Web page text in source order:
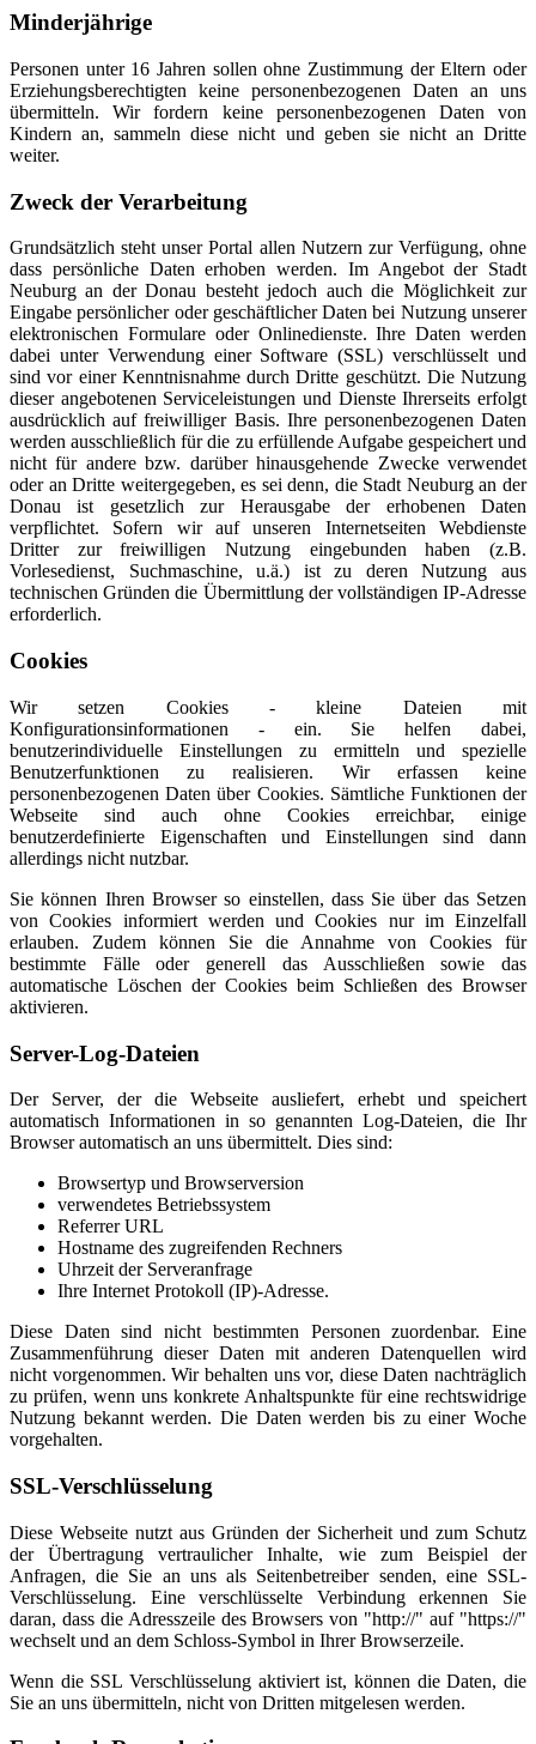
Minderjährige
Personen unter 16 Jahren sollen ohne Zustimmung der Eltern oder
Erziehungsberechtigten keine personenbezogenen Daten an uns
übermitteln. Wir fordern keine personenbezogenen Daten von
Kindern an, sammeln diese nicht und geben sie nicht an Dritte
weiter.
Zweck der Verarbeitung
Grundsätzlich steht unser Portal allen Nutzern zur Verfügung, ohne
dass persönliche Daten erhoben werden. Im Angebot der Stadt
Neuburg an der Donau besteht jedoch auch die Möglichkeit zur
Eingabe persönlicher oder geschäftlicher Daten bei Nutzung unserer
elektronischen Formulare oder Onlinedienste. Ihre Daten werden
dabei unter Verwendung einer Software (SSL) verschlüsselt und
sind vor einer Kenntnisnahme durch Dritte geschützt. Die Nutzung
dieser angebotenen Serviceleistungen und Dienste Ihrerseits erfolgt
ausdrücklich auf freiwilliger Basis. Ihre personenbezogenen Daten
werden ausschließlich für die zu erfüllende Aufgabe gespeichert und
nicht für andere bzw. darüber hinausgehende Zwecke verwendet
oder an Dritte weitergegeben, es sei denn, die Stadt Neuburg an der
Donau ist gesetzlich zur Herausgabe der erhobenen Daten
verpflichtet. Sofern wir auf unseren Internetseiten Webdienste
Dritter zur freiwilligen Nutzung eingebunden haben (z.B.
Vorlesedienst, Suchmaschine, u.ä.) ist zu deren Nutzung aus
technischen Gründen die Übermittlung der vollständigen IP-Adresse
erforderlich.
Cookies
Wir setzen Cookies - kleine Dateien mit
Konfigurationsinformationen - ein. Sie helfen dabei,
benutzerindividuelle Einstellungen zu ermitteln und spezielle
Benutzerfunktionen zu realisieren. Wir erfassen keine
personenbezogenen Daten über Cookies. Sämtliche Funktionen der
Webseite sind auch ohne Cookies erreichbar, einige
benutzerdefinierte Eigenschaften und Einstellungen sind dann
allerdings nicht nutzbar.
Sie können Ihren Browser so einstellen, dass Sie über das Setzen
von Cookies informiert werden und Cookies nur im Einzelfall
erlauben. Zudem können Sie die Annahme von Cookies für
bestimmte Fälle oder generell das Ausschließen sowie das
automatische Löschen der Cookies beim Schließen des Browser
aktivieren.
Server-Log-Dateien
Der Server, der die Webseite ausliefert, erhebt und speichert
automatisch Informationen in so genannten Log-Dateien, die Ihr
Browser automatisch an uns übermittelt. Dies sind:
Browsertyp und Browserversion
verwendetes Betriebssystem
Referrer URL
Hostname des zugreifenden Rechners
Uhrzeit der Serveranfrage
Ihre Internet Protokoll (IP)-Adresse.
Diese Daten sind nicht bestimmten Personen zuordenbar. Eine
Zusammenführung dieser Daten mit anderen Datenquellen wird
nicht vorgenommen. Wir behalten uns vor, diese Daten nachträglich
zu prüfen, wenn uns konkrete Anhaltspunkte für eine rechtswidrige
Nutzung bekannt werden. Die Daten werden bis zu einer Woche
vorgehalten.
SSL-Verschlüsselung
Diese Webseite nutzt aus Gründen der Sicherheit und zum Schutz
der Übertragung vertraulicher Inhalte, wie zum Beispiel der
Anfragen, die Sie an uns als Seitenbetreiber senden, eine SSL-
Verschlüsselung. Eine verschlüsselte Verbindung erkennen Sie
daran, dass die Adresszeile des Browsers von "http://" auf "https://"
wechselt und an dem Schloss-Symbol in Ihrer Browserzeile.
Wenn die SSL Verschlüsselung aktiviert ist, können die Daten, die
Sie an uns übermitteln, nicht von Dritten mitgelesen werden.